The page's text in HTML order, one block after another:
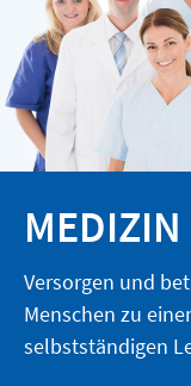
Versorgen und
Menschen zu
selbstständigen